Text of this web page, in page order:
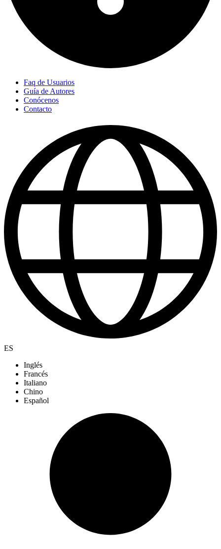
Faq de Usuarios
Guía de Autores
Conócenos
Contacto
ES
Inglés
Francés
Italiano
Chino
Español